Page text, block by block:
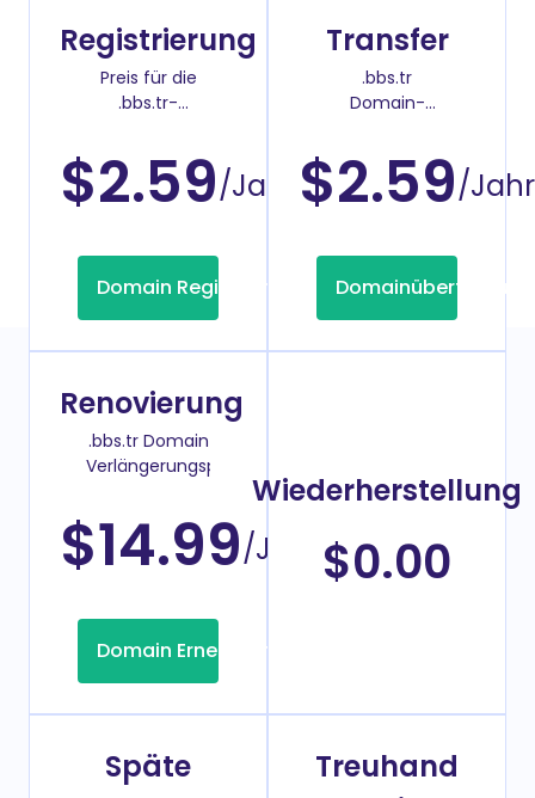
Registrierung
Preis für die
.bbs.tr-
$2.59/Jahr
Domain Registrierung
Transfer
.bbs.tr
Domain-
$2.59/Jahr
Domainübertragung
Renovierung
.bbs.tr Domain
Verlängerungspreis
$14.99/Jahr
Domain Erneuerung
Wiederherstellung
$0.00
Späte
Treuhand